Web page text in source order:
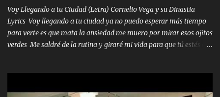
tenerte aquí espero que quiera...
Voy Llegando a tu Ciudad (Letra) Cornelio Vega y su Dinastia
Lyrics Voy llegando a tu ciudad ya no puedo esperar más tiempo
para verte es que mata la ansiedad me muero por mirar esos ojitos
verdes Me saldré de la rutina y giraré mi vida para que tú estés en
solo yo tendre el candado 🔒 del amor ❤️ Música Mil y un besos